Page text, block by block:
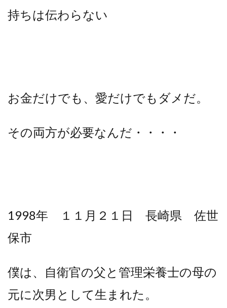
持ちは伝わらない
お金だけでも、愛だけでもダメだ。
その両方が必要なんだ・・・・
1998年 １１月２１日 長崎県 佐世
保市
僕は、自衛官の父と管理栄養士の母の
元に次男として生まれた。